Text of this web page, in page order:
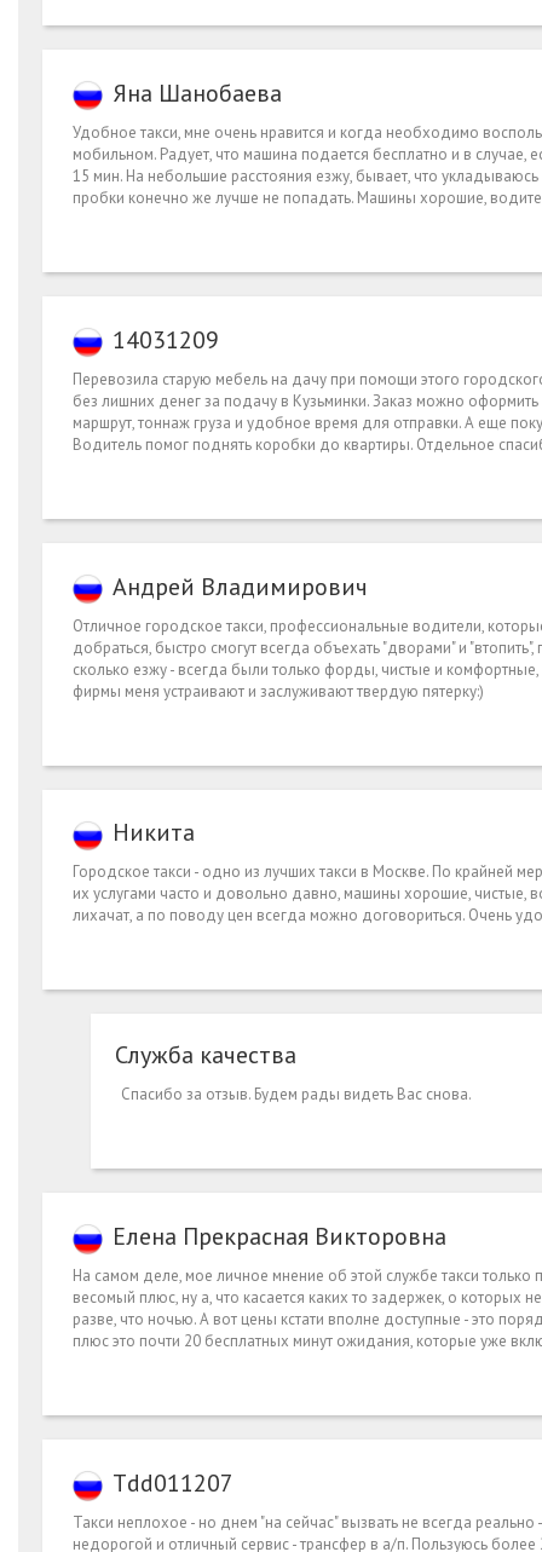
Яна Шанобаева
Удобное такси, мне очень нравится и когда необходимо
мобильном. Радует, что машина подается бесплатно и в
15 мин. На небольшие расстояния езжу, бывает, что
пробки конечно же лучше не попадать. Машины хорошие,
14031209
Перевозила старую мебель на дачу при помощи этого
без лишних денег за подачу в Кузьминки. Заказ можно
маршрут, тоннаж груза и удобное время для отправки. А еще
Водитель помог поднять коробки до квартиры. Отдельное
Андрей Владимирович
Отличное городское такси, профессиональные водители,
добраться, быстро смогут всегда объехать "дворами" и
сколько езжу - всегда были только форды, чистые и
фирмы меня устраивают и заслуживают твердую пятерку:)
Никита
Городское такси - одно из лучших такси в Москве. По крайней
их услугами часто и довольно давно, машины хорошие, чистые,
лихачат, а по поводу цен всегда можно договориться. Очень
Служба качества
Спасибо за отзыв. Будем рады видеть Вас снова.
Елена Прекрасная Викторовна
На самом деле, мое личное мнение об этой службе такси
весомый плюс, ну а, что касается каких то задержек, о
разве, что ночью. А вот цены кстати вполне доступные - это
плюс это почти 20 бесплатных минут ожидания, которые уже
Tdd011207
Такси неплохое - но днем "на сейчас" вызвать не всегда
недорогой и отличный сервис - трансфер в а/п. Пользуюсь